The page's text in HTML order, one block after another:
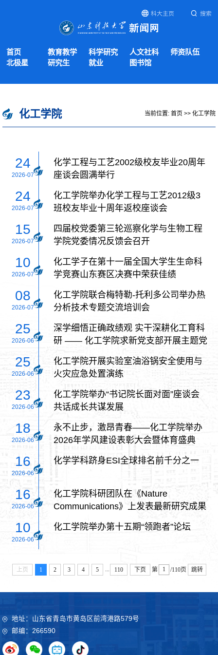
科大主页 搜索
首页 教育教学 科学研究 人文社科
师资队伍
北极星
研究生 就业 图书馆
化工学院 当前位置: 首页 >> 化工学院
24
2026-07
化学工程与工艺2002级校友毕业20周年
座谈会圆满举行
24
2026-07
化工学院举办化学工程与工艺2012级3
班校友毕业十周年返校座谈会
15
2026-07
四届校党委第三轮巡察化学与生物工程
学院党委情况反馈会召开
10
2026-07
化工学子在第十一届全国大学生生命科
学竞赛山东赛区决赛中荣获佳绩
08
2026-07
化工学院联合梅特勒-托利多公司举办热
分析技术专题交流培训会
25
2026-06
深学细悟正确政绩观 实干深耕化工育科
研 —— 化工学院求新党支部开展主题党
25
2026-06
化工学院开展实验室油浴锅安全使用与
火灾应急处置演练
23
2026-06
化工学院举办“书记院长面对面”座谈会
共话成长共谋发展
18
2026-06
永不止步，激昂青春——化工学院举办
2026年学风建设表彰大会暨体育盛典
16
2026-06
化学学科跻身ESI全球排名前千分之一
16
2026-06
化工学院科研团队在《Nature
Communications》上发表最新研究成果
10
2026-06
化工学院举办第十五期“领跑者”论坛
上页 1 2 3 4 5 110 下页 第 /110页 跳转
地址：山东省青岛市黄岛区前湾港路579号
邮编：266590